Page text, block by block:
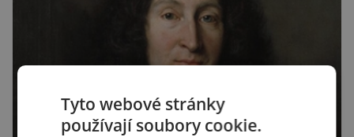
Tyto webové stránky
používají soubory cookie.